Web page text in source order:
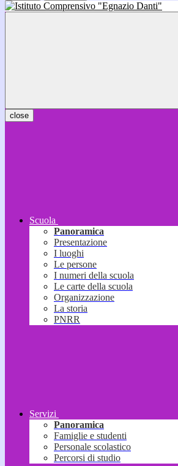
close
Scuola
Panoramica
Presentazione
I luoghi
Le persone
I numeri della scuola
Le carte della scuola
Organizzazione
La storia
PNRR
Servizi
Panoramica
Famiglie e studenti
Personale scolastico
Percorsi di studio